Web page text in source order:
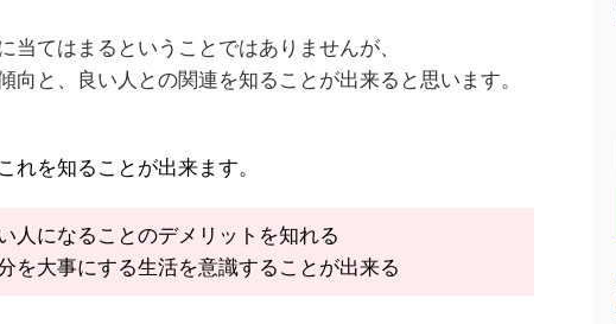
当てはまるということではありませんが、
向と、良い人との関連を知ることが出来ると思います。
れを知ることが出来ます。
人になることのデメリットを知れる
を大事にする生活を意識することが出来る